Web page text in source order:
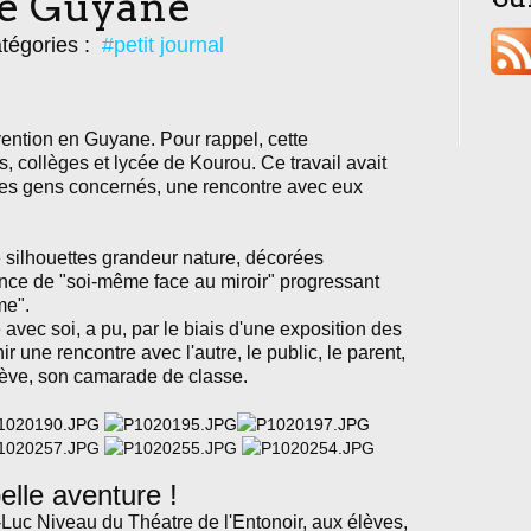
: #petit journal
en Guyane. Pour rappel, cette
collèges et lycée de Kourou. Ce travail avait
gens concernés, une rencontre avec eux
grandeur nature, décorées
de "soi-même face au miroir" progressant
soi, a pu, par le biais d'une exposition des
une rencontre avec l'autre, le public, le parent,
son camarade de classe.
aventure !
Niveau du Théatre de l'Entonoir, aux élèves,